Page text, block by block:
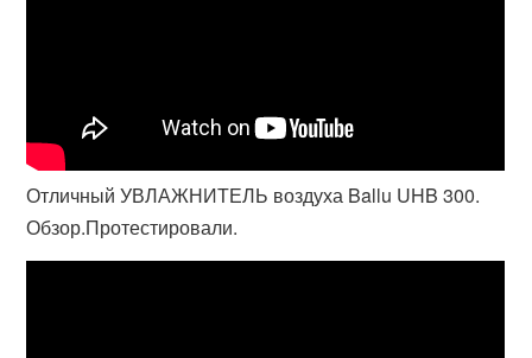
Отличный УВЛАЖНИТЕЛЬ воздуха Ballu UHB 300.
Обзор.Протестировали.